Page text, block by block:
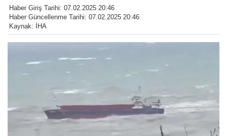
Haber Giriş Tarihi: 07.02.2025 20:46
Haber Güncellenme Tarihi: 07.02.2025 20:46
Kaynak: İHA